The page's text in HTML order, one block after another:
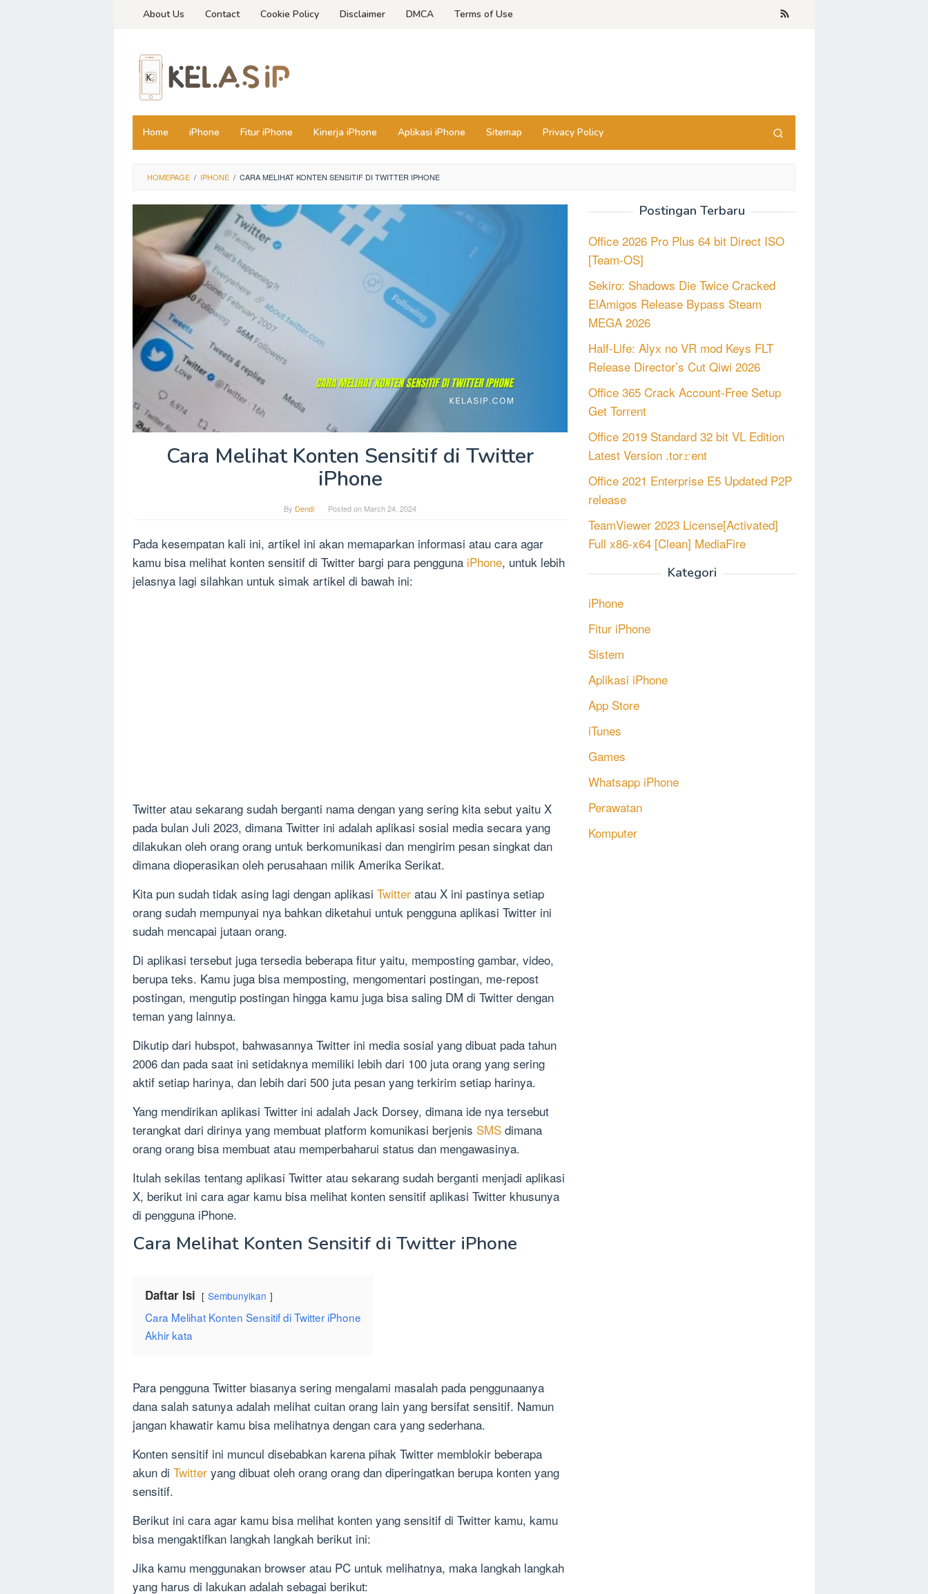
About Us Contact Cookie Policy Disclaimer DMCA Terms of Use
Home iPhone Fitur iPhone Kinerja iPhone Aplikasi iPhone Sitemap Privacy Policy
HOMEPAGE / IPHONE / CARA MELIHAT KONTEN SENSITIF DI TWITTER IPHONE
Cara Melihat Konten Sensitif di Twitter
iPhone
By Dendi Posted on March 24, 2024
Pada kesempatan kali ini, artikel ini akan memaparkan informasi atau cara agar
kamu bisa melihat konten sensitif di Twitter bargi para pengguna iPhone, untuk lebih
jelasnya lagi silahkan untuk simak artikel di bawah ini:
Twitter atau sekarang sudah berganti nama dengan yang sering kita sebut yaitu X
pada bulan Juli 2023, dimana Twitter ini adalah aplikasi sosial media secara yang
dilakukan oleh orang orang untuk berkomunikasi dan mengirim pesan singkat dan
dimana dioperasikan oleh perusahaan milik Amerika Serikat.
Kita pun sudah tidak asing lagi dengan aplikasi Twitter atau X ini pastinya setiap
orang sudah mempunyai nya bahkan diketahui untuk pengguna aplikasi Twitter ini
sudah mencapai jutaan orang.
Di aplikasi tersebut juga tersedia beberapa fitur yaitu, memposting gambar, video,
berupa teks. Kamu juga bisa memposting, mengomentari postingan, me-repost
postingan, mengutip postingan hingga kamu juga bisa saling DM di Twitter dengan
teman yang lainnya.
Dikutip dari hubspot, bahwasannya Twitter ini media sosial yang dibuat pada tahun
2006 dan pada saat ini setidaknya memiliki lebih dari 100 juta orang yang sering
aktif setiap harinya, dan lebih dari 500 juta pesan yang terkirim setiap harinya.
Yang mendirikan aplikasi Twitter ini adalah Jack Dorsey, dimana ide nya tersebut
terangkat dari dirinya yang membuat platform komunikasi berjenis SMS dimana
orang orang bisa membuat atau memperbaharui status dan mengawasinya.
Itulah sekilas tentang aplikasi Twitter atau sekarang sudah berganti menjadi aplikasi
X, berikut ini cara agar kamu bisa melihat konten sensitif aplikasi Twitter khusunya
di pengguna iPhone.
Cara Melihat Konten Sensitif di Twitter iPhone
Daftar Isi Sembunyikan
Cara Melihat Konten Sensitif di Twitter iPhone
Akhir kata
Para pengguna Twitter biasanya sering mengalami masalah pada penggunaanya
dana salah satunya adalah melihat cuitan orang lain yang bersifat sensitif. Namun
jangan khawatir kamu bisa melihatnya dengan cara yang sederhana.
Konten sensitif ini muncul disebabkan karena pihak Twitter memblokir beberapa
akun di Twitter yang dibuat oleh orang orang dan diperingatkan berupa konten yang
sensitif.
Berikut ini cara agar kamu bisa melihat konten yang sensitif di Twitter kamu, kamu
bisa mengaktifkan langkah langkah berikut ini:
Jika kamu menggunakan browser atau PC untuk melihatnya, maka langkah langkah
yang harus di lakukan adalah sebagai berikut:
Postingan Terbaru
Office 2026 Pro Plus 64 bit Direct ISO
[Team-OS]
Sekiro: Shadows Die Twice Cracked
ElAmigos Release Bypass Steam
MEGA 2026
Half-Life: Alyx no VR mod Keys FLT
Release Director’s Cut Qiwi 2026
Office 365 Crack Account-Free Setup
Gеt Torгеnt
Office 2019 Standard 32 bit VL Edition
Latest Version .tor𝚛ent
Office 2021 Enterprise E5 Updated P2P
release
TeamViewer 2023 License[Activated]
Full x86-x64 [Clean] MediaFire
Kategori
iPhone
Fitur iPhone
Sistem
Aplikasi iPhone
App Store
iTunes
Games
Whatsapp iPhone
Perawatan
Komputer